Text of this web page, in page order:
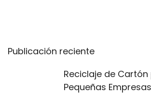
Publicación reciente
Reciclaje de
Pequeñas Empresas